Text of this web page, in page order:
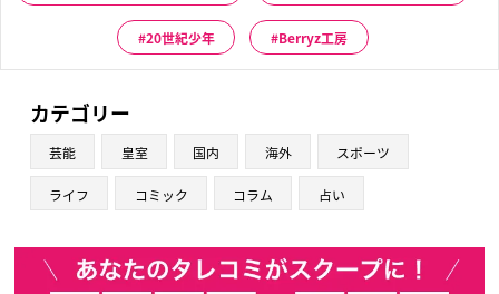
20世紀少年 Berryz工房
カテゴリー
芸能 皇室 国内 海外 スポーツ
ライフ コミック コラム 占い